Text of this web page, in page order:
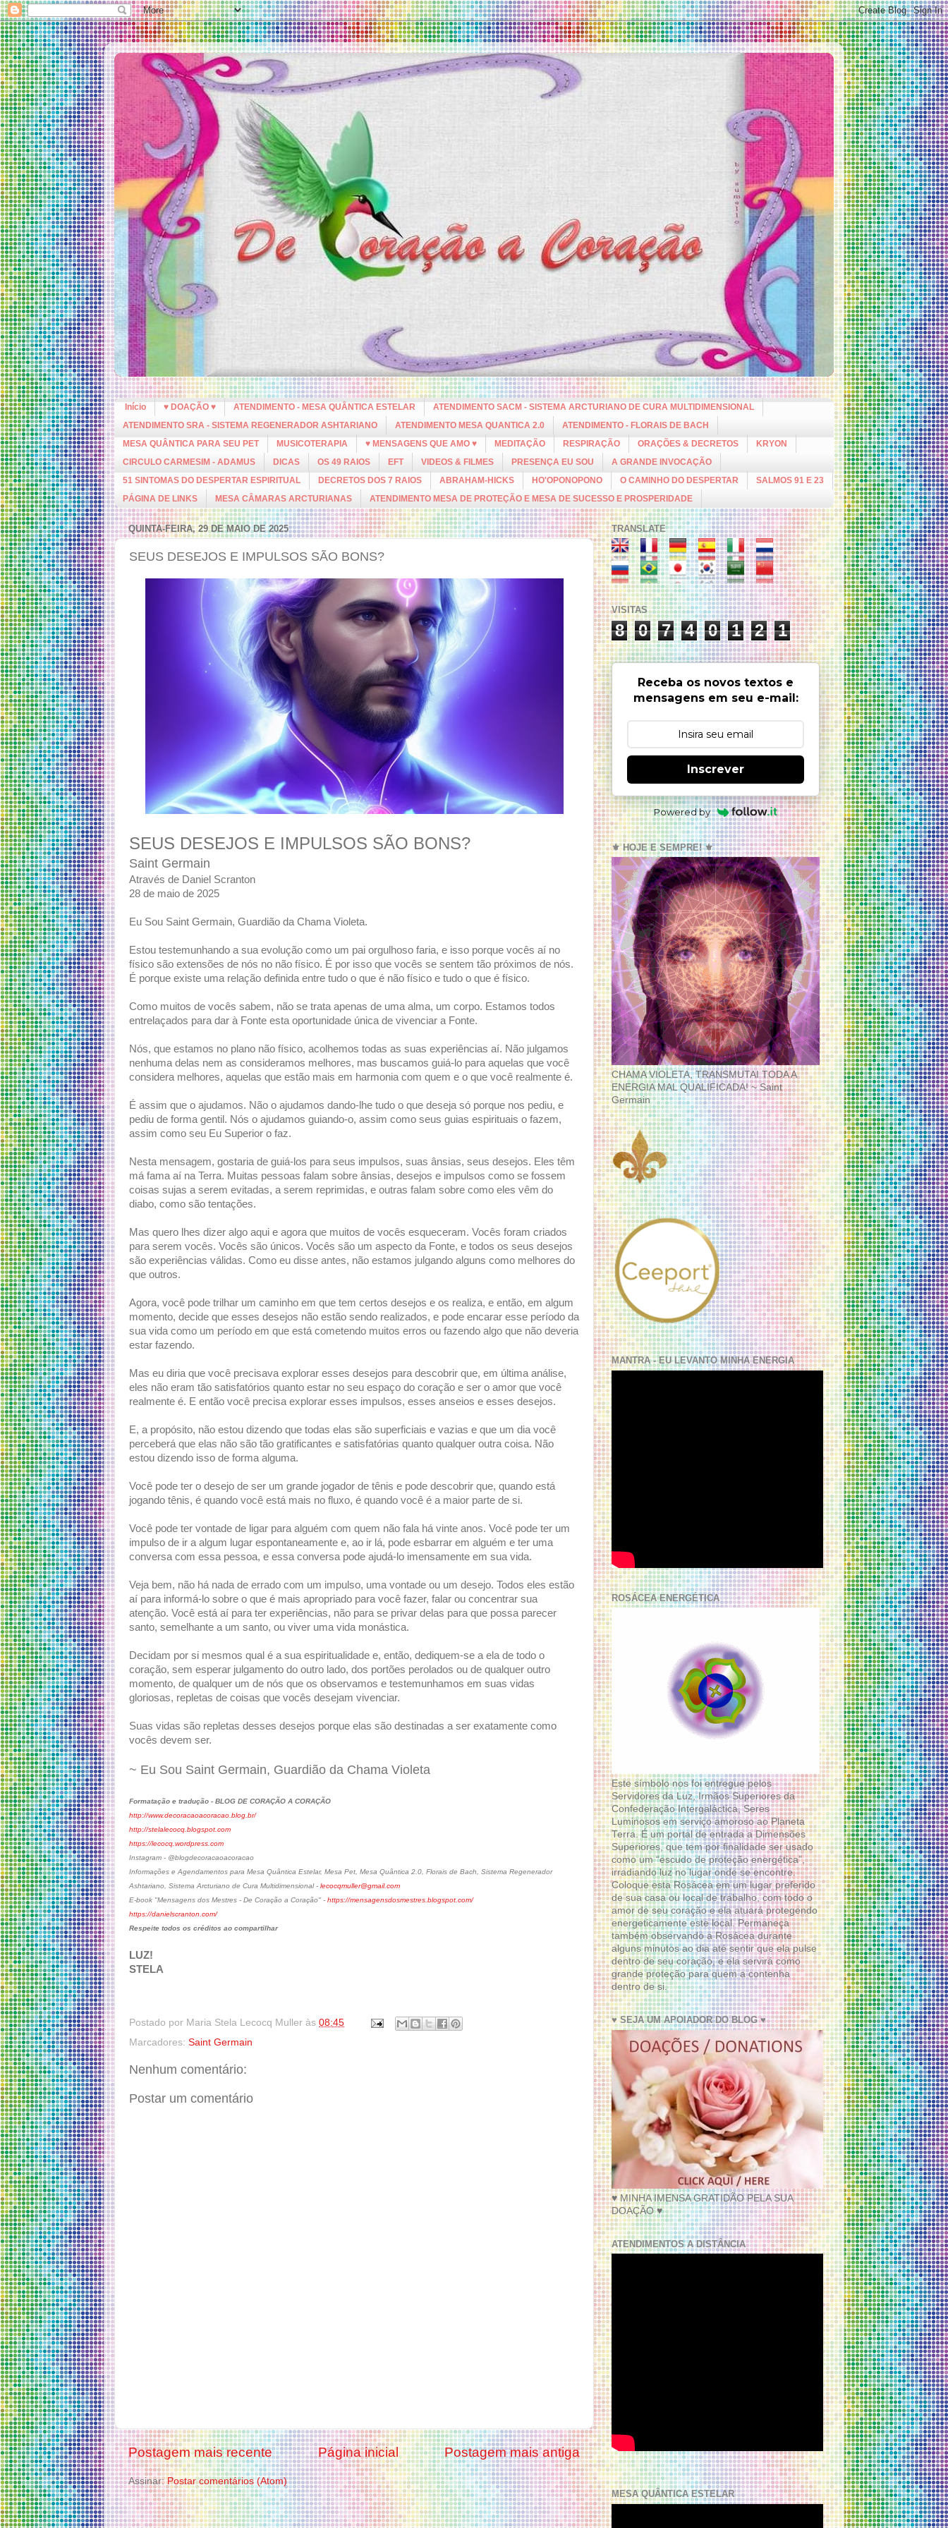
Início ♥ DOAÇÃO ♥ ATENDIMENTO - MESA QUÂNTICA ESTELAR
ATENDIMENTO SACM - SISTEMA ARCTURIANO DE CURA MULTIDIMENSIONAL
ATENDIMENTO SRA - SISTEMA REGENERADOR ASHTARIANO
ATENDIMENTO MESA QUANTICA 2.0
ATENDIMENTO - FLORAIS DE BACH
MESA QUÂNTICA PARA SEU PET
MUSICOTERAPIA ♥ MENSAGENS QUE AMO ♥ MEDITAÇÃO RESPIRAÇÃO ORAÇÕES & DECRETOS
KRYON
CIRCULO CARMESIM - ADAMUS
DICAS OS 49 RAIOS EFT VIDEOS & FILMES PRESENÇA EU SOU
A GRANDE INVOCAÇÃO
51 SINTOMAS DO DESPERTAR ESPIRITUAL
DECRETOS DOS 7 RAIOS ABRAHAM-HICKS HO'OPONOPONO O CAMINHO DO DESPERTAR
SALMOS 91 E 23
PÁGINA DE LINKS
MESA CÂMARAS ARCTURIANAS ATENDIMENTO MESA DE PROTEÇÃO E MESA DE SUCESSO E PROSPERIDADE
QUINTA-FEIRA, 29 DE MAIO DE 2025
SEUS DESEJOS E IMPULSOS SÃO BONS?
SEUS DESEJOS E IMPULSOS SÃO BONS?
Saint Germain
Através de Daniel Scranton
28 de maio de 2025
Eu Sou Saint Germain, Guardião da Chama Violeta.
Estou testemunhando a sua evolução como um pai orgulhoso faria, e isso porque vocês aí no
físico são extensões de nós no não físico. É por isso que vocês se sentem tão próximos de nós.
É porque existe uma relação definida entre tudo o que é não físico e tudo o que é físico.
Como muitos de vocês sabem, não se trata apenas de uma alma, um corpo. Estamos todos
entrelaçados para dar à Fonte esta oportunidade única de vivenciar a Fonte.
Nós, que estamos no plano não físico, acolhemos todas as suas experiências aí. Não julgamos
nenhuma delas nem as consideramos melhores, mas buscamos guiá-lo para aquelas que você
considera melhores, aquelas que estão mais em harmonia com quem e o que você realmente é.
É assim que o ajudamos. Não o ajudamos dando-lhe tudo o que deseja só porque nos pediu, e
pediu de forma gentil. Nós o ajudamos guiando-o, assim como seus guias espirituais o fazem,
assim como seu Eu Superior o faz.
Nesta mensagem, gostaria de guiá-los para seus impulsos, suas ânsias, seus desejos. Eles têm
má fama aí na Terra. Muitas pessoas falam sobre ânsias, desejos e impulsos como se fossem
coisas sujas a serem evitadas, a serem reprimidas, e outras falam sobre como eles vêm do
diabo, como são tentações.
Mas quero lhes dizer algo aqui e agora que muitos de vocês esqueceram. Vocês foram criados
para serem vocês. Vocês são únicos. Vocês são um aspecto da Fonte, e todos os seus desejos
são experiências válidas. Como eu disse antes, não estamos julgando alguns como melhores do
que outros.
Agora, você pode trilhar um caminho em que tem certos desejos e os realiza, e então, em algum
momento, decide que esses desejos não estão sendo realizados, e pode encarar esse período da
sua vida como um período em que está cometendo muitos erros ou fazendo algo que não deveria
estar fazendo.
Mas eu diria que você precisava explorar esses desejos para descobrir que, em última análise,
eles não eram tão satisfatórios quanto estar no seu espaço do coração e ser o amor que você
realmente é. E então você precisa explorar esses impulsos, esses anseios e esses desejos.
E, a propósito, não estou dizendo que todas elas são superficiais e vazias e que um dia você
perceberá que elas não são tão gratificantes e satisfatórias quanto qualquer outra coisa. Não
estou dizendo isso de forma alguma.
Você pode ter o desejo de ser um grande jogador de tênis e pode descobrir que, quando está
jogando tênis, é quando você está mais no fluxo, é quando você é a maior parte de si.
Você pode ter vontade de ligar para alguém com quem não fala há vinte anos. Você pode ter um
impulso de ir a algum lugar espontaneamente e, ao ir lá, pode esbarrar em alguém e ter uma
conversa com essa pessoa, e essa conversa pode ajudá-lo imensamente em sua vida.
Veja bem, não há nada de errado com um impulso, uma vontade ou um desejo. Todos eles estão
aí para informá-lo sobre o que é mais apropriado para você fazer, falar ou concentrar sua
atenção. Você está aí para ter experiências, não para se privar delas para que possa parecer
santo, semelhante a um santo, ou viver uma vida monástica.
Decidam por si mesmos qual é a sua espiritualidade e, então, dediquem-se a ela de todo o
coração, sem esperar julgamento do outro lado, dos portões perolados ou de qualquer outro
momento, de qualquer um de nós que os observamos e testemunhamos em suas vidas
gloriosas, repletas de coisas que vocês desejam vivenciar.
Suas vidas são repletas desses desejos porque elas são destinadas a ser exatamente como
vocês devem ser.
~ Eu Sou Saint Germain, Guardião da Chama Violeta
Formatação e tradução - BLOG DE CORAÇÃO A CORAÇÃO
http://www.decoracaoacoracao.blog.br/
http://stelalecocq.blogspot.com
https://lecocq.wordpress.com
Instagram - @blogdecoracaoacoracao
Informações e Agendamentos para Mesa Quântica Estelar, Mesa Pet, Mesa Quântica 2.0, Florais de Bach, Sistema Regenerador
Ashtariano, Sistema Arcturiano de Cura Multidimensional - lecocqmuller@gmail.com
E-book "Mensagens dos Mestres - De Coração a Coração" - https://mensagensdosmestres.blogspot.com/
https://danielscranton.com/
Respeite todos os créditos ao compartilhar
LUZ!
STELA
Postado por Maria Stela Lecocq Muller às 08:45
Marcadores: Saint Germain
Nenhum comentário:
Postar um comentário
Postagem mais recente Postagem mais antiga
Página inicial
Assinar:Postar comentários (Atom)
TRANSLATE
VISITAS
8 0 7 4 0 1 2 1
Receba os novos textos e
mensagens em seu e-mail:
Inscrever
Powered by
⚜️ HOJE E SEMPRE! ⚜️
CHAMA VIOLETA, TRANSMUTAI TODA A
ENERGIA MAL QUALIFICADA! ~ Saint
Germain
MANTRA - EU LEVANTO MINHA ENERGIA
ROSÁCEA ENERGÉTICA
Este símbolo nos foi entregue pelos
Servidores da Luz, Irmãos Superiores da
Confederação Intergaláctica, Seres
Luminosos em serviço amoroso ao Planeta
Terra. É um portal de entrada a Dimensões
Superiores, que tem por finalidade ser usado
como um “escudo de proteção energética”,
irradiando luz no lugar onde se encontre.
Coloque esta Rosácea em um lugar preferido
de sua casa ou local de trabalho, com todo o
amor de seu coração e ela atuará protegendo
energeticamente este local. Permaneça
também observando a Rosácea durante
alguns minutos ao dia até sentir que ela pulse
dentro de seu coração, e ela servirá como
grande proteção para quem a contenha
dentro de si.
♥ SEJA UM APOIADOR DO BLOG ♥
♥ MINHA IMENSA GRATIDÃO PELA SUA
DOAÇÃO ♥
ATENDIMENTOS A DISTÂNCIA
MESA QUÂNTICA ESTELAR